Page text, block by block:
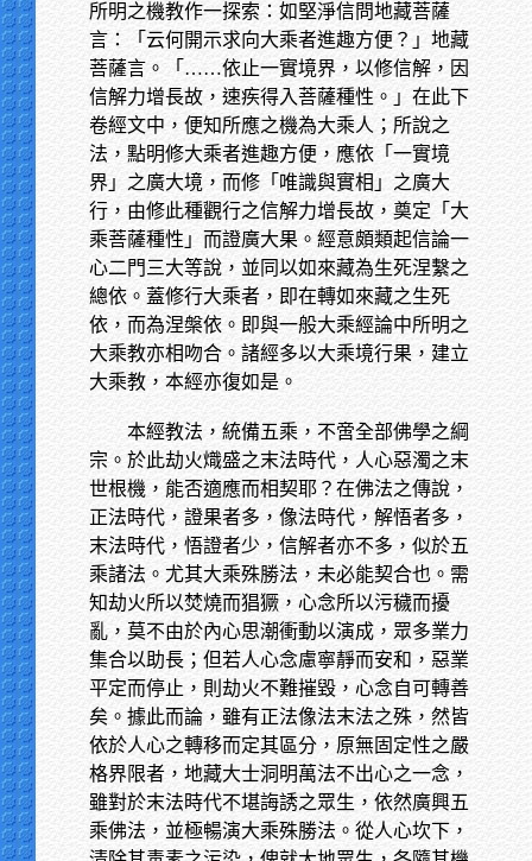
所明之機教作一探索：如堅淨信問地藏菩薩
言：「云何開示求向大乘者進趣方便？」地藏
菩薩言。「……依止一實境界，以修信解，因
信解力增長故，速疾得入菩薩種性。」在此下
卷經文中，便知所應之機為大乘人；所說之
法，點明修大乘者進趣方便，應依「一實境
界」之廣大境，而修「唯識與實相」之廣大
行，由修此種觀行之信解力增長故，奠定「大
乘菩薩種性」而證廣大果。經意頗類起信論一
心二門三大等說，並同以如來藏為生死涅繫之
總依。蓋修行大乘者，即在轉如來藏之生死
依，而為涅槃依。即與一般大乘經論中所明之
大乘教亦相吻合。諸經多以大乘境行果，建立
大乘教，本經亦復如是。
本經教法，統備五乘，不啻全部佛學之綱
宗。於此劫火熾盛之末法時代，人心惡濁之末
世根機，能否適應而相契耶？在佛法之傳說，
正法時代，證果者多，像法時代，解悟者多，
末法時代，悟證者少，信解者亦不多，似於五
乘諸法。尤其大乘殊勝法，未必能契合也。需
知劫火所以焚燒而猖獗，心念所以污穢而擾
亂，莫不由於內心思潮衝動以演成，眾多業力
集合以助長；但若人心念慮寧靜而安和，惡業
平定而停止，則劫火不難摧毀，心念自可轉善
矣。據此而論，雖有正法像法末法之殊，然皆
依於人心之轉移而定其區分，原無固定性之嚴
格界限者，地藏大士洞明萬法不出心之一念，
雖對於末法時代不堪誨誘之眾生，依然廣興五
乘佛法，並極暢演大乘殊勝法。從人心坎下，